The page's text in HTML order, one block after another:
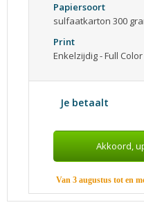
Papiersoort
sulfaatkarton 300
Print
Enkelzijdig - Full Color
Je betaalt
Van 3 augustus tot en